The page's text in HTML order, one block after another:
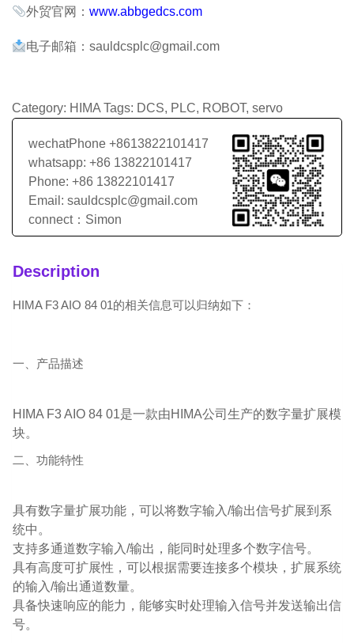
外贸官网：www.abbgedcs.com
电子邮箱：sauldcsplc@gmail.com
Category: HIMA Tags: DCS, PLC, ROBOT, servo
wechatPhone +8613822101417
whatsapp: +86 13822101417
Phone: +86 13822101417
Email: sauldcsplc@gmail.com
connect：Simon
Description
HIMA F3 AIO 84 01的相关信息可以归纳如下：
一、产品描述
HIMA F3 AIO 84 01是一款由HIMA公司生产的数字量扩展模
块。
二、功能特性
具有数字量扩展功能，可以将数字输入/输出信号扩展到系
统中。
支持多通道数字输入/输出，能同时处理多个数字信号。
具有高度可扩展性，可以根据需要连接多个模块，扩展系统
的输入/输出通道数量。
具备快速响应的能力，能够实时处理输入信号并发送输出信
号。